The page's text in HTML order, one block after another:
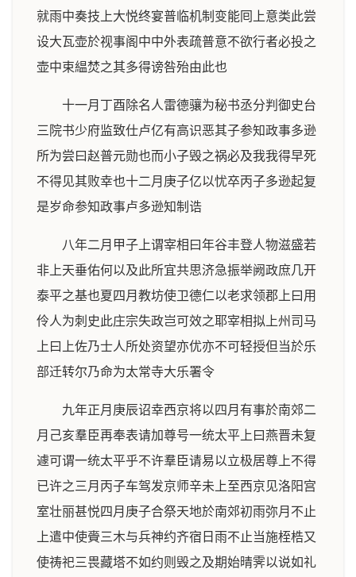
就雨中奏技上大悦终宴普临机制变能囘上意类此尝
设大瓦壶於视事阁中中外表疏普意不欲行者必投之
壶中束緼焚之其多得谤咎殆由此也
十一月丁酉除名人雷德骧为秘书丞分判御史台
三院书少府监致仕卢亿有高识恶其子参知政事多逊
所为尝曰赵普元勋也而小子毁之祸必及我我得早死
不得见其败幸也十二月庚子亿以忧卒丙子多逊起复
是岁命参知政事卢多逊知制诰
八年二月甲子上谓宰相曰年谷丰登人物滋盛若
非上天垂佑何以及此所宜共思济急振举阙政庶几开
泰平之基也夏四月教坊使卫德仁以老求领郡上曰用
伶人为刺史此庄宗失政岂可效之耶宰相拟上州司马
上曰上佐乃士人所处资望亦优亦不可轻授但当於乐
部迁转尔乃命为太常寺大乐署令
九年正月庚辰诏幸西京将以四月有事於南郊二
月己亥羣臣再奉表请加尊号一统太平上曰燕晋未复
遽可谓一统太平乎不许羣臣请易以立极居尊上不得
已许之三月丙子车驾发京师辛未上至西京见洛阳宫
室壮丽甚悦四月庚子合祭天地於南郊初雨弥月不止
上遣中使賫三木与兵神约齐宿日雨不止当施桎梏又
使祷祀三畏藏塔不如约则毁之及期始晴霁以说如礼